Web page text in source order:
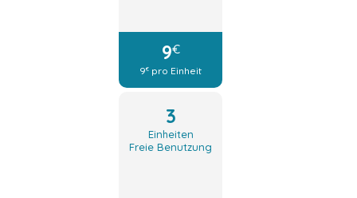
9€
9€ pro Einheit
3
Einheiten
Freie Benutzung